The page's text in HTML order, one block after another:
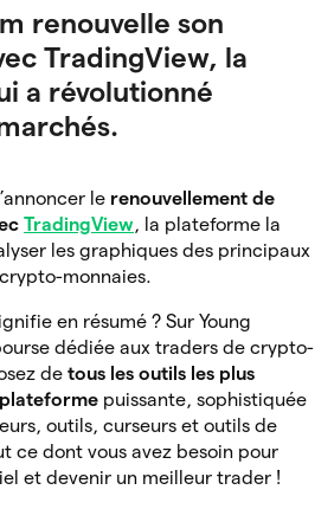
renouvelle son
TradingView, la
a révolutionné
le renouvellement de
TradingView, la plateforme la
les graphiques des principaux
monnaies.
en résumé ? Sur Young
dédiée aux traders de crypto-
de tous les outils les plus
puissante, sophistiquée
outils, curseurs et outils de
ce dont vous avez besoin pour
et devenir un meilleur trader !